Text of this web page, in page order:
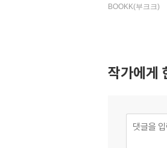
BOOKK(부크크)
작가에게